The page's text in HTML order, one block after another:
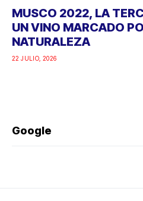
MUSCO 2022, LA
UN VINO MARCADO
NATURALEZA
22 JULIO, 2026
Google